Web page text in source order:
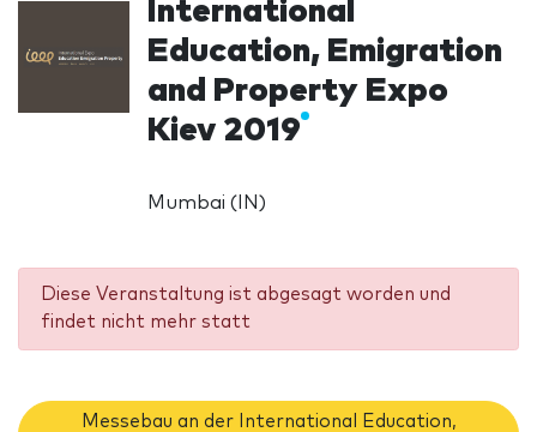
International
Education, Emigration
and Property Expo
Kiev 2019
Mumbai (IN)
Diese Veranstaltung ist abgesagt worden und
findet nicht mehr statt
Messebau an der International Education,